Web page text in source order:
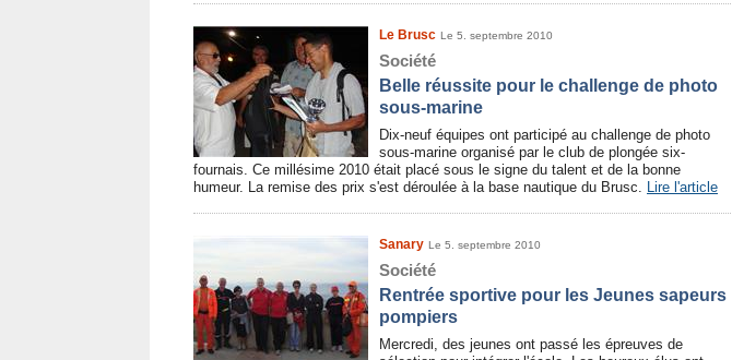
Le Brusc Le 5. septembre 2010
Société
Belle réussite pour le challenge de photo
sous-marine
Dix-neuf équipes ont participé au challenge de photo
sous-marine organisé par le club de plongée six-
fournais. Ce millésime 2010 était placé sous le signe du talent et de la bonne
humeur. La remise des prix s'est déroulée à la base nautique du Brusc. Lire l'article
Sanary Le 5. septembre 2010
Société
Rentrée sportive pour les Jeunes sapeurs
pompiers
Mercredi, des jeunes ont passé les épreuves de